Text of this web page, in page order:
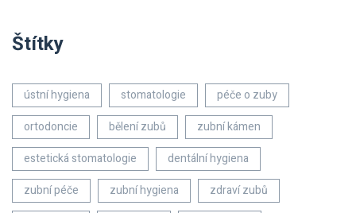
Štítky
ústní hygiena stomatologie
péče o zuby
ortodoncie
bělení zubů
zubní kámen
estetická stomatologie
dentální hygiena
zubní péče
zubní hygiena
zdraví zubů